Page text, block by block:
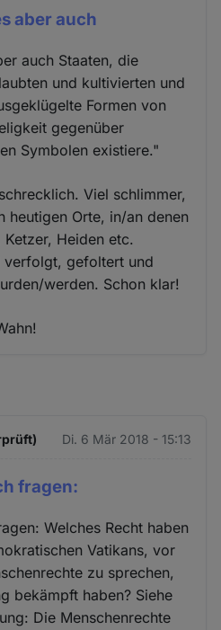
aber auch
auch Staaten, die
und kultivierten und
Formen von
gegenüber
Symbolen existiere."
Viel schlimmer,
heutigen Orte, in/an denen
Heiden etc.
verfolgt, gefoltert und
werden. Schon klar!
Di. 6 Mär 2018 - 15:13
fragen:
Welches Recht haben
Vatikans, vor
zu sprechen,
bekämpft haben? Siehe
Die Menschenrechte